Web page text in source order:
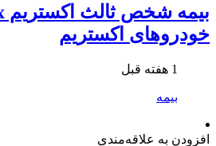
خودروهای اکستریم
1 هفته قبل
بیمه
افزودن به علاقه‌مندی